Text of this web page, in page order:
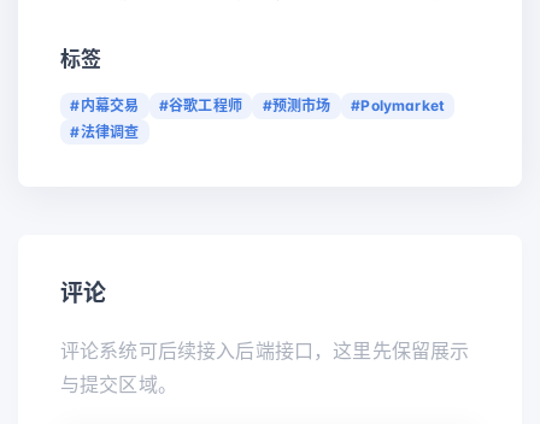
标签
#内幕交易 #谷歌工程师 #预测市场
#Polymarket
#法律调查
评论
评论系统可后续接入后端接口，这里先保留展示
与提交区域。